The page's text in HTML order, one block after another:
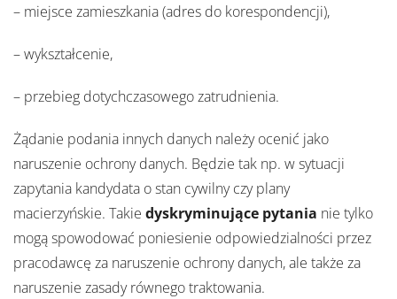
– miejsce zamieszkania (adres do korespondencji),
– wykształcenie,
– przebieg dotychczasowego zatrudnienia.
Żądanie podania innych danych należy ocenić jako
naruszenie ochrony danych. Będzie tak np. w sytuacji
zapytania kandydata o stan cywilny czy plany
macierzyńskie. Takie dyskryminujące pytania nie tylko
mogą spowodować poniesienie odpowiedzialności przez
pracodawcę za naruszenie ochrony danych, ale także za
naruszenie zasady równego traktowania.